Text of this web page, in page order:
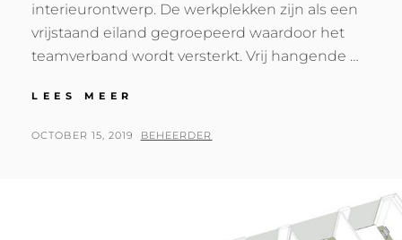
interieurontwerp. De werkplekken zijn als een
vrijstaand eiland gegroepeerd waardoor het
teamverband wordt versterkt. Vrij hangende …
LEES MEER
KANTOOR
POSTED
OCTOBER 15, 2019 BY
BEHEERDER